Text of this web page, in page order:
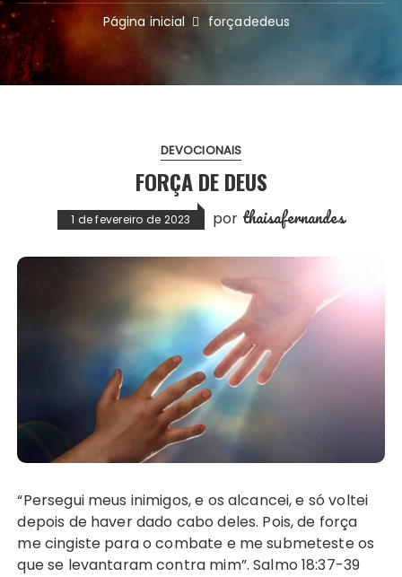
Página inicial forçadedeus
DEVOCIONAIS
FORÇA DE DEUS
1 de fevereiro de 2023 por thaisafernandes
“Persegui meus inimigos, e os alcancei, e só voltei
depois de haver dado cabo deles. Pois, de força
me cingiste para o combate e me submeteste os
que se levantaram contra mim”. Salmo 18:37-39